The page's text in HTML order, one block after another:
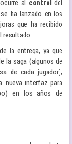
al control del
ha lanzado en los
que ha recibido
resultado.
de la entrega, ya que
la saga (algunos de
de cada jugador),
nueva interfaz para
en los años de